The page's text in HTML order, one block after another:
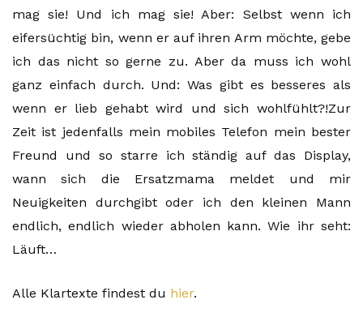
mag sie! Und ich mag sie! Aber: Selbst wenn ich
eifersüchtig bin, wenn er auf ihren Arm möchte, gebe
ich das nicht so gerne zu. Aber da muss ich wohl
ganz einfach durch. Und: Was gibt es besseres als
wenn er lieb gehabt wird und sich wohlfühlt?!Zur
Zeit ist jedenfalls mein mobiles Telefon mein bester
Freund und so starre ich ständig auf das Display,
wann sich die Ersatzmama meldet und mir
Neuigkeiten durchgibt oder ich den kleinen Mann
endlich, endlich wieder abholen kann. Wie ihr seht:
Läuft…
Alle Klartexte findest du hier.